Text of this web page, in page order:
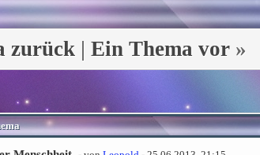
zurück | Ein Thema vor »